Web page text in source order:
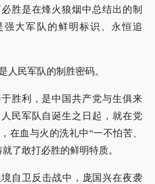
胜是在烽火狼烟中总结出的制
强大军队的鲜明标识、永恒追
民军队的制胜密码。
胜利，是中国共产党与生俱来
民军队自诞生之日起，就在党
在血与火的洗礼中“一不怕苦、
了敢打必胜的鲜明特质。
自卫反击战中，庞国兴在夜袭